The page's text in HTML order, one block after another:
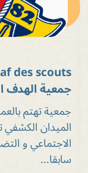
des scouts
جمعية الهدف
جمعية تهتم
الميدان
الاجتماعي و
سابقا...